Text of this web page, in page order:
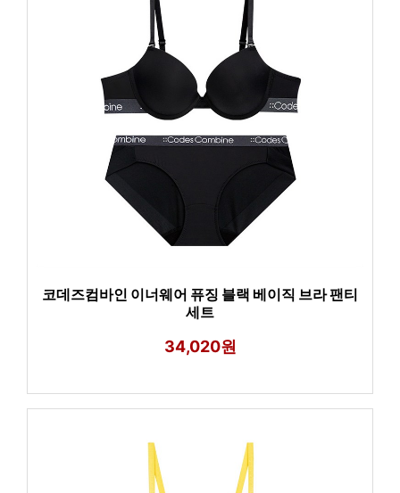
코데즈컴바인 이너웨어 퓨징 블랙 베이직 브라 팬티
세트
34,020원